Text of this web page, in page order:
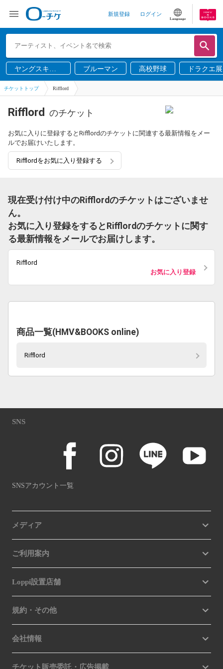
新規登録 ログイン
Language
ヤングスキニ
ー
ブルーマン 高校野球 ドラクエ展
チケットトップ Rifflord
Rifflord のチケット
お気に入りに登録するとRifflordのチケットに関連する最新情報をメー
ルでお届けいたします。
Rifflordをお気に入り登録する
現在受け付け中のRifflordのチケットはございませ
ん。
お気に入り登録をするとRifflordのチケットに関す
る最新情報をメールでお届けします。
Rifflord
お気に入り登録
商品一覧(HMV&BOOKS online)
Rifflord
SNS
SNSアカウント一覧
メディア
ご利用案内
Loppi設置店舗
規約・その他
会社情報
チケット販売委託・広告掲載